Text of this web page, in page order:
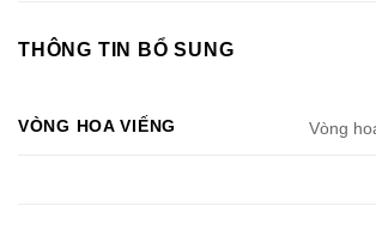
THÔNG TIN BỔ SUNG
VÒNG HOA VIẾNG Vòng